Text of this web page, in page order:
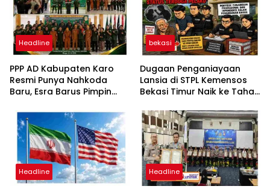
Headline
PPP AD Kabupaten Karo
Resmi Punya Nahkoda
Baru, Esra Barus Pimpin
bekasi
Dugaan Penganiayaan
Lansia di STPL Kemensos
Bekasi Timur Naik ke Tahap
Minta Proses Transparan
dan Bebas Intervensi
Headline Headline